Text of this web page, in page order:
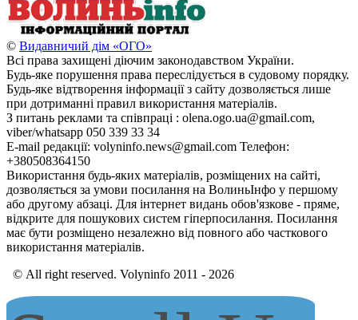
© Видавничий дім «ОГО»
Всі права захищені діючим законодавством України.
Будь-яке порушення права переслідується в судовому порядку.
Будь-яке відтворення інформації з сайту дозволяється лише
при дотриманні правил використання матеріалів.
З питань реклами та співпраці : olena.ogo.ua@gmail.com,
viber/whatsapp 050 339 33 34
E-mail редакції: volyninfo.news@gmail.com Телефон:
+380508364150
Використання будь-яких матеріалів, розміщених на сайті,
дозволяється за умови посилання на ВолиньІнфо у першому
або другому абзаці. Для інтернет видань обов'язкове - пряме,
відкрите для пошукових систем гіперпосилання. Посилання
має бути розміщено незалежно від повного або часткового
використання матеріалів.
© All right reserved. Volyninfo 2011 - 2026